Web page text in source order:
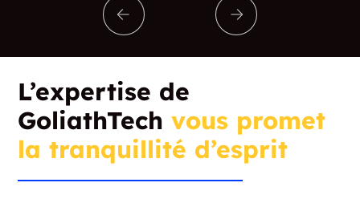
L’expertise de
GoliathTechvous promet
la tranquillité d’esprit